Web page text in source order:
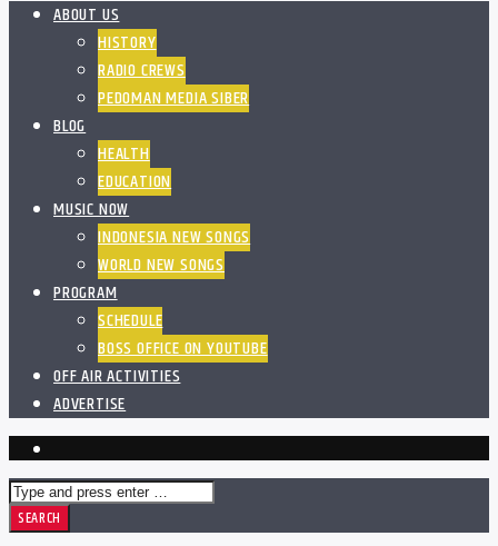
ABOUT US
HISTORY
RADIO CREWS
PEDOMAN MEDIA SIBER
BLOG
HEALTH
EDUCATION
MUSIC NOW
INDONESIA NEW SONGS
WORLD NEW SONGS
PROGRAM
SCHEDULE
BOSS OFFICE ON YOUTUBE
OFF AIR ACTIVITIES
ADVERTISE